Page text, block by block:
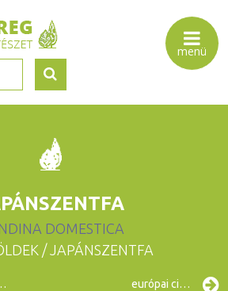
DOMESTICA
/ JAPÁNSZENTFA
'Aureus' európai ciprus